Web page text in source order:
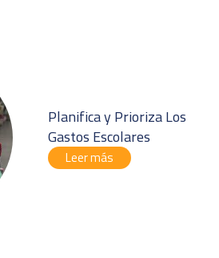
Planifica y Prioriza Los
Gastos Escolares
Leer más